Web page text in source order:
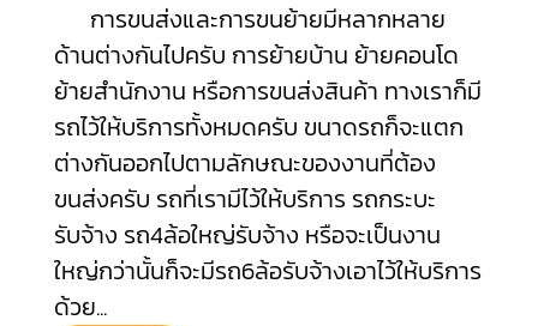
การขนส่งและการขนย้ายมีหลากหลาย
ด้านต่างกันไปครับ การย้ายบ้าน ย้ายคอนโด
ย้ายสำนักงาน หรือการขนส่งสินค้า ทางเราก็มี
รถไว้ให้บริการทั้งหมดครับ ขนาดรถก็จะแตก
ต่างกันออกไปตามลักษณะของงานที่ต้อง
ขนส่งครับ รถที่เรามีไว้ให้บริการ รถกระบะ
รับจ้าง รถ4ล้อใหญ่รับจ้าง หรือจะเป็นงาน
ใหญ่กว่านั้นก็จะมีรถ6ล้อรับจ้างเอาไว้ให้บริการ
ด้วย...